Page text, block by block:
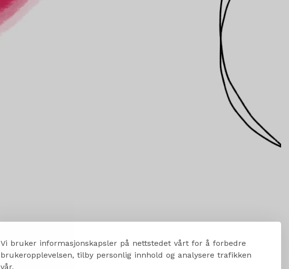
Vi bruker informasjonskapsler på nettstedet vårt for å forbedre
brukeropplevelsen, tilby personlig innhold og analysere trafikken
vår.